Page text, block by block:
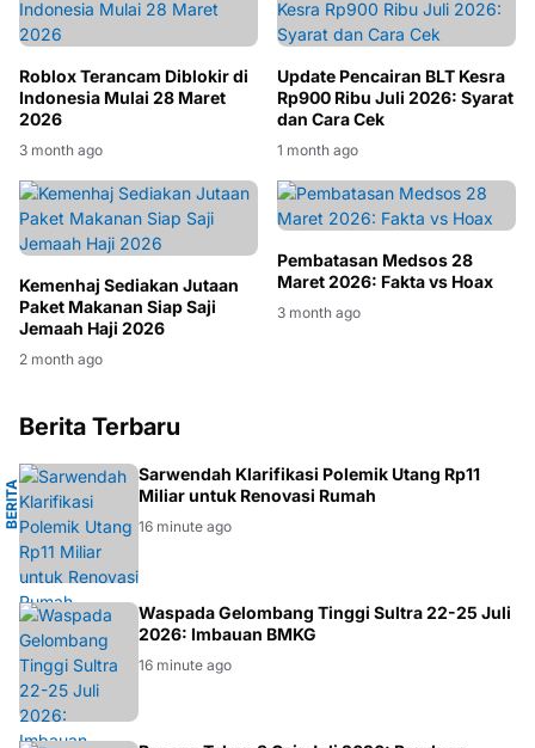
Roblox Terancam Diblokir di
Indonesia Mulai 28 Maret
2026
3 month ago
Update Pencairan BLT Kesra
Rp900 Ribu Juli 2026: Syarat
dan Cara Cek
1 month ago
Kemenhaj Sediakan Jutaan
Paket Makanan Siap Saji
Jemaah Haji 2026
2 month ago
Pembatasan Medsos 28
Maret 2026: Fakta vs Hoax
3 month ago
Berita Terbaru
B
E
R
I
T
A
H
I
B
U
R
AN
Sarwendah Klarifikasi Polemik Utang Rp11
Miliar untuk Renovasi Rumah
16 minute ago
BMKG
Waspada Gelombang Tinggi Sultra 22-25 Juli
2026: Imbauan BMKG
16 minute ago